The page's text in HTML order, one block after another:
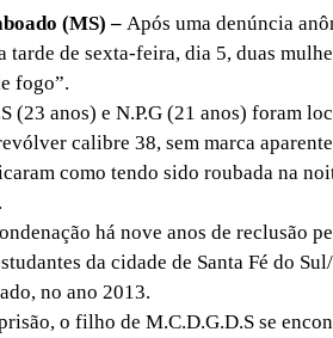
(MS) – Após uma denúncia
de sexta-feira, dia 5, duas
fogo”.
(23 anos) e N.P.G (21 anos) foram
calibre 38, sem marca
como tendo sido roubada na
há nove anos de reclusão
da cidade de Santa Fé do
no ano 2013.
o filho de M.C.D.G.D.S se